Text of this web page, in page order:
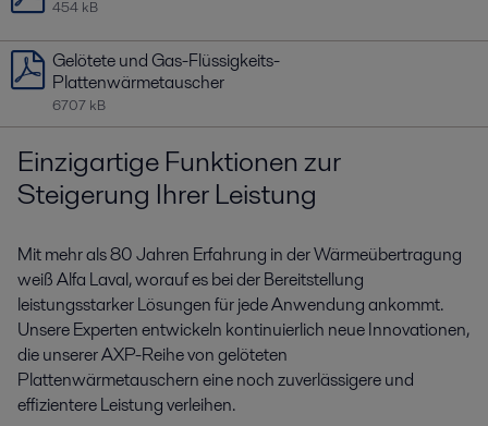
454 kB
Gelötete und Gas-Flüssigkeits-
Plattenwärmetauscher
6707 kB
Einzigartige Funktionen zur
Steigerung Ihrer Leistung
Mit mehr als 80 Jahren Erfahrung in der Wärmeübertragung
weiß Alfa Laval, worauf es bei der Bereitstellung
leistungsstarker Lösungen für jede Anwendung ankommt.
Unsere Experten entwickeln kontinuierlich neue Innovationen,
die unserer AXP-Reihe von gelöteten
Plattenwärmetauschern eine noch zuverlässigere und
effizientere Leistung verleihen.